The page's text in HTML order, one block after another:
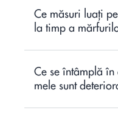
Ce măsuri luați
la timp a
Ce se întâmplă
mele sunt